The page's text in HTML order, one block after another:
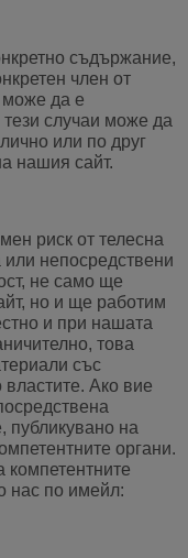
съдържание,
член от
може да е
случаи може да
или по друг
нашия сайт.
риск от телесна
непосредствени
не само ще
но и ще работим
и при нашата
това
със
Ако вие
публикувано на
органи.
нас по имейл: